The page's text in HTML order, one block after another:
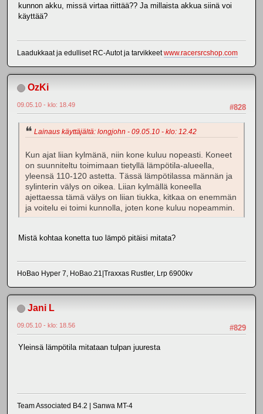
kunnon akku, missä virtaa riittää?? Ja millaista akkua siinä voi
käyttää?
Laadukkaat ja edulliset RC-Autot ja tarvikkeetwww.racersrcshop.com
OzKi
#828
09.05.10 - klo: 18.49
Lainaus käyttäjältä: longjohn - 09.05.10 - klo: 12.42
Kun ajat liian kylmänä, niin kone kuluu nopeasti. Koneet
on suunniteltu toimimaan tietyllä lämpötila-alueella,
yleensä 110-120 astetta. Tässä lämpötilassa männän ja
sylinterin välys on oikea. Liian kylmällä koneella
ajettaessa tämä välys on liian tiukka, kitkaa on enemmän
ja voitelu ei toimi kunnolla, joten kone kuluu nopeammin.
Mistä kohtaa konetta tuo lämpö pitäisi mitata?
HoBao Hyper 7, HoBao.21|Traxxas Rustler, Lrp 6900kv
Jani L
#829
09.05.10 - klo: 18.56
Yleinsä lämpötila mitataan tulpan juuresta
Team Associated B4.2 | Sanwa MT-4